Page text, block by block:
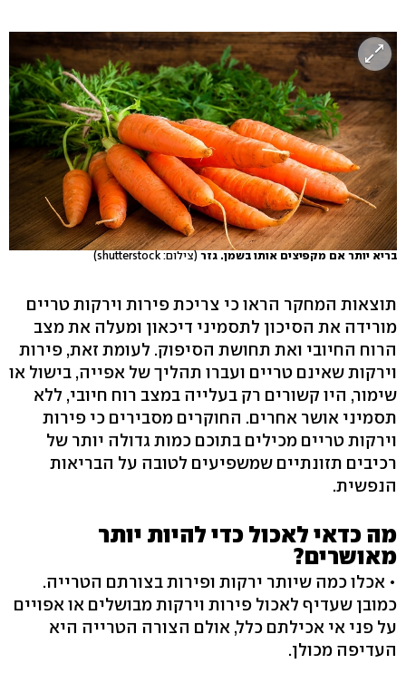
בריא יותר אם מקפיצים אותו בשמן. גזר(צילום: shutterstock)
תוצאות המחקר הראו כי צריכת פירות וירקות טריים
מורידה את הסיכון לתסמיני דיכאון ומעלה את מצב
הרוח החיובי ואת תחושת הסיפוק. לעומת זאת, פירות
וירקות שאינם טריים ועברו תהליך של אפייה, בישול או
שימור, היו קשורים רק בעלייה במצב רוח חיובי, ללא
תסמיני אושר אחרים. החוקרים מסבירים כי פירות
וירקות טריים מכילים בתוכם כמות גדולה יותר של
רכיבים תזונתיים שמשפיעים לטובה על הבריאות
הנפשית.
מה כדאי לאכול כדי להיות יותר
מאושרים?
• אכלו כמה שיותר ירקות ופירות בצורתם הטרייה.
כמובן שעדיף לאכול פירות וירקות מבושלים או אפויים
על פני אי אכילתם כלל, אולם הצורה הטרייה היא
העדיפה מכולן.